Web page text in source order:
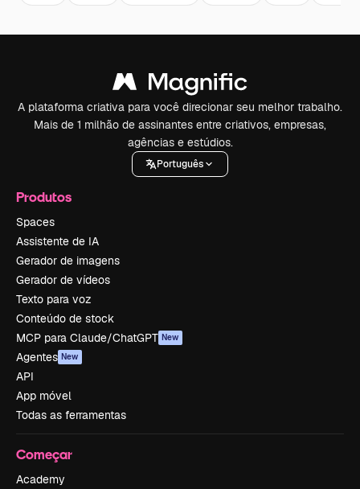
A plataforma criativa para você direcionar seu melhor trabalho.
Mais de 1 milhão de assinantes entre criativos, empresas,
agências e estúdios.
Português
Produtos
Spaces
Assistente de IA
Gerador de imagens
Gerador de vídeos
Texto para voz
Conteúdo de stock
MCP para Claude/ChatGPT New
Agentes New
API
App móvel
Todas as ferramentas
Começar
Academy